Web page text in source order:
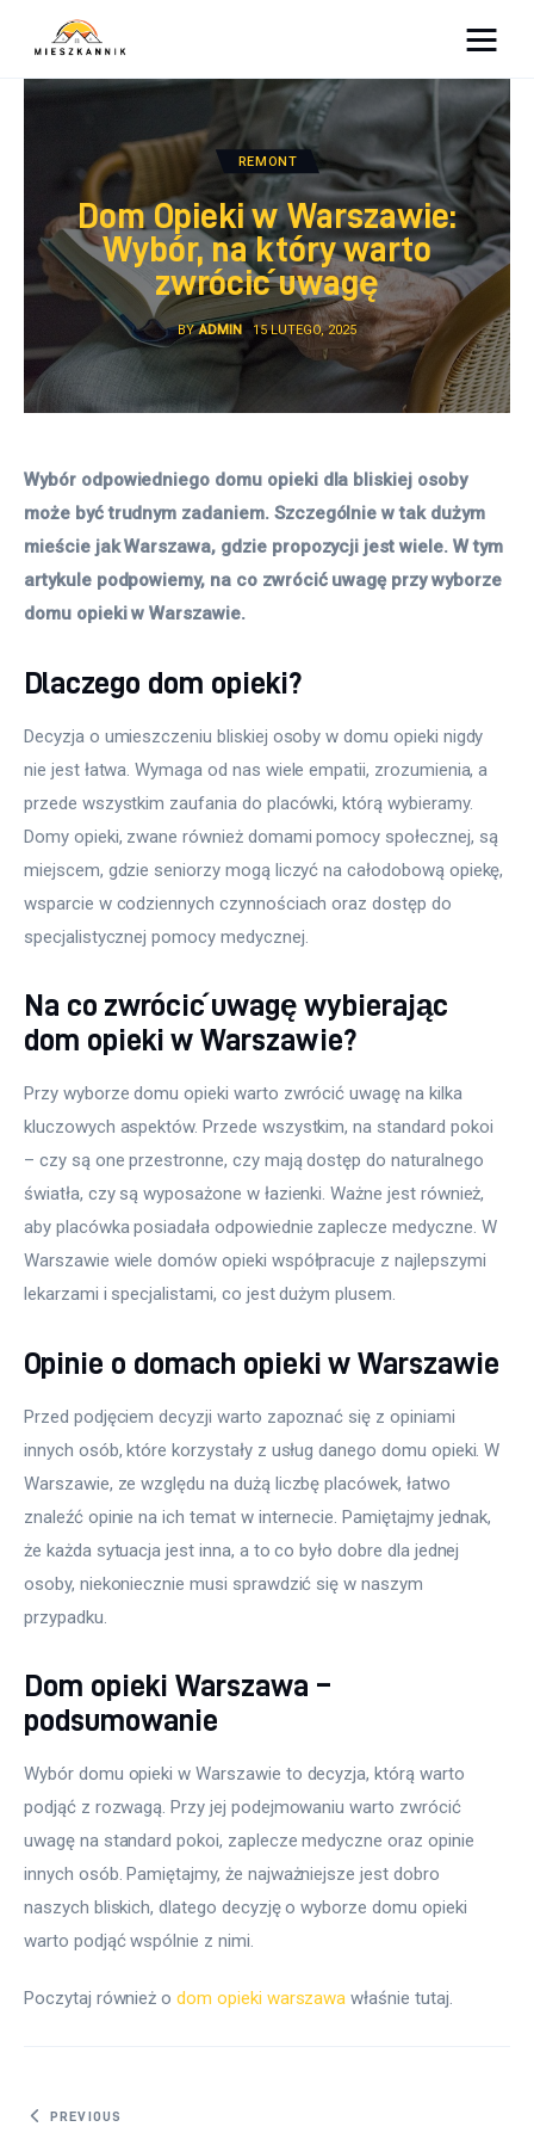
Sypialnia
Łazienka
Kuchnia
Salon
Ogród
Więcej
REMONT
Dom Opieki w Warszawie:
Wybór, na który warto
zwrócić uwagę
BY ADMIN 15 LUTEGO, 2025
Wybór odpowiedniego domu opieki dla bliskiej osoby
może być trudnym zadaniem. Szczególnie w tak dużym
mieście jak Warszawa, gdzie propozycji jest wiele. W tym
artykule podpowiemy, na co zwrócić uwagę przy wyborze
domu opieki w Warszawie.
Dlaczego dom opieki?
Decyzja o umieszczeniu bliskiej osoby w domu opieki nigdy
nie jest łatwa. Wymaga od nas wiele empatii, zrozumienia, a
przede wszystkim zaufania do placówki, którą wybieramy.
Domy opieki, zwane również domami pomocy społecznej, są
miejscem, gdzie seniorzy mogą liczyć na całodobową opiekę,
wsparcie w codziennych czynnościach oraz dostęp do
specjalistycznej pomocy medycznej.
Na co zwrócić uwagę wybierając
dom opieki w Warszawie?
Przy wyborze domu opieki warto zwrócić uwagę na kilka
kluczowych aspektów. Przede wszystkim, na standard pokoi
– czy są one przestronne, czy mają dostęp do naturalnego
światła, czy są wyposażone w łazienki. Ważne jest również,
aby placówka posiadała odpowiednie zaplecze medyczne. W
Warszawie wiele domów opieki współpracuje z najlepszymi
lekarzami i specjalistami, co jest dużym plusem.
Opinie o domach opieki w Warszawie
Przed podjęciem decyzji warto zapoznać się z opiniami
innych osób, które korzystały z usług danego domu opieki. W
Warszawie, ze względu na dużą liczbę placówek, łatwo
znaleźć opinie na ich temat w internecie. Pamiętajmy jednak,
że każda sytuacja jest inna, a to co było dobre dla jednej
osoby, niekoniecznie musi sprawdzić się w naszym
przypadku.
Dom opieki Warszawa –
podsumowanie
Wybór domu opieki w Warszawie to decyzja, którą warto
podjąć z rozwagą. Przy jej podejmowaniu warto zwrócić
uwagę na standard pokoi, zaplecze medyczne oraz opinie
innych osób. Pamiętajmy, że najważniejsze jest dobro
naszych bliskich, dlatego decyzję o wyborze domu opieki
warto podjąć wspólnie z nimi.
Poczytaj również o dom opieki warszawa właśnie tutaj.
Nawigacja wpisu
PREVIOUS